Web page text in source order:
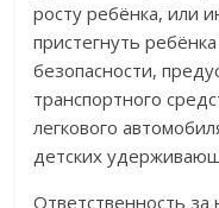
росту ребёнка, или
пристегнуть
безопасности,
транспортного
легкового
детских
Ответственность